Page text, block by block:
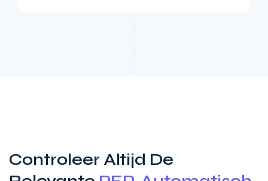
Controleer Altijd De